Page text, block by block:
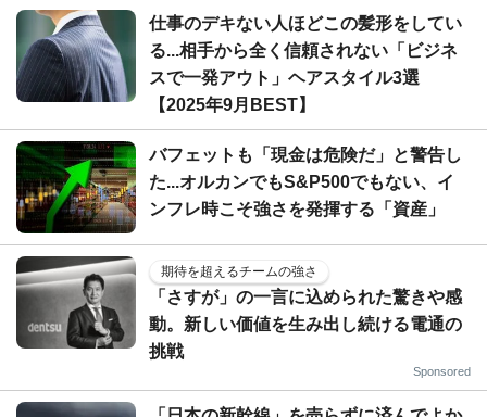
仕事のデキない人ほどこの髪形をしてい
る...相手から全く信頼されない「ビジネ
スで一発アウト」ヘアスタイル3選
【2025年9月BEST】
バフェットも「現金は危険だ」と警告し
た...オルカンでもS&P500でもない、イ
ンフレ時こそ強さを発揮する「資産」
期待を超えるチームの強さ
「さすが」の一言に込められた驚きや感
動。新しい価値を生み出し続ける電通の
挑戦
Sponsored